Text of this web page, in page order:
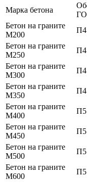
Марка бетона
Бетон на граните
М200
П4
Бетон на граните
М250
П4
Бетон на граните
М300
П4
Бетон на граните
М350
П4
Бетон на граните
М400
П5
Бетон на граните
М450
П5
Бетон на граните
М500
П5
Бетон на граните
М600
П5